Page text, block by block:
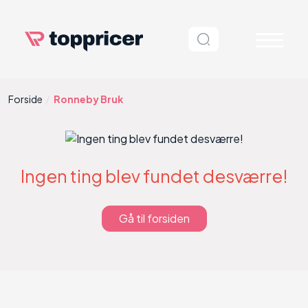
Forside Ronneby Bruk
Ingen ting blev fundet desværre!
Gå til forsiden